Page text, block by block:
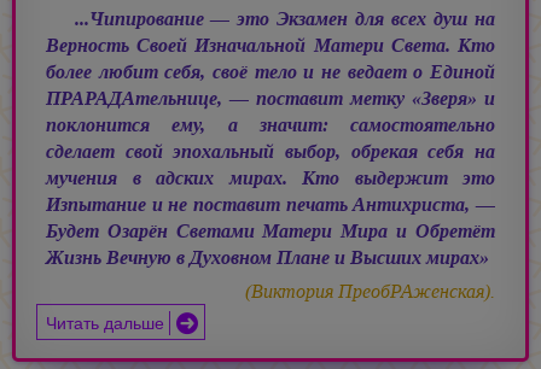
...Чипирование — это Экзамен для всех душ на
Верность Своей Изначальной Матери Света. Кто
более любит себя, своё тело и не ведает о Единой
ПРАРАДАтельнице, — поставит метку «Зверя» и
поклонится ему, а значит: самостоятельно
сделает свой эпохальный выбор, обрекая себя на
мучения в адских мирах. Кто выдержит это
Изпытание и не поставит печать Антихриста, —
Будет Озарён Светами Матери Мира и Обретёт
Жизнь Вечную в Духовном Плане и Высших мирах»
(Виктория ПреобРАженская).
Читать дальше